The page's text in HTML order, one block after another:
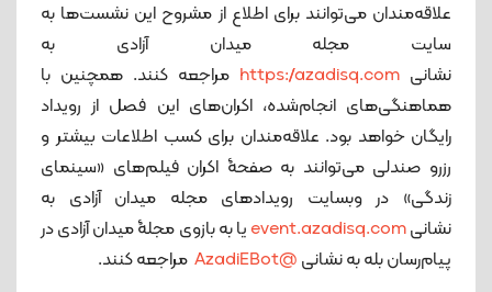
علاقه‌مندان می‌توانند برای اطلاع از مشروح این نشست‌ها به
سایت مجله میدان آزادی به
نشانی https://azadisq.com مراجعه کنند. همچنین با
هماهنگی‌های انجام‌شده، اکران‌های این فصل از رویداد
رایگان خواهد بود. علاقه‌مندان برای کسب اطلاعات بیشتر و
رزرو صندلی می‌توانند به صفحۀ اکران فیلم‌های «سینمای
زندگی» در وبسایت رویدادهای مجله میدان آزادی به
نشانیevent.azadisq.comیا به بازوی مجلۀ میدان آزادی در
پیام‌رسان بله به نشانی @AzadiEBot مراجعه کنند.